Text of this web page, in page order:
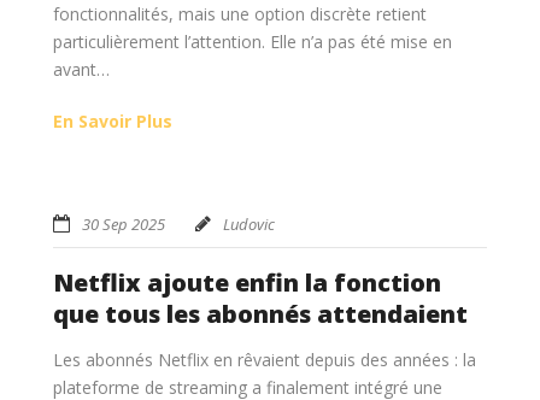
fonctionnalités, mais une option discrète retient
particulièrement l’attention. Elle n’a pas été mise en
avant…
En Savoir Plus
30 Sep 2025 Ludovic
Netflix ajoute enfin la fonction
que tous les abonnés attendaient
Les abonnés Netflix en rêvaient depuis des années : la
plateforme de streaming a finalement intégré une